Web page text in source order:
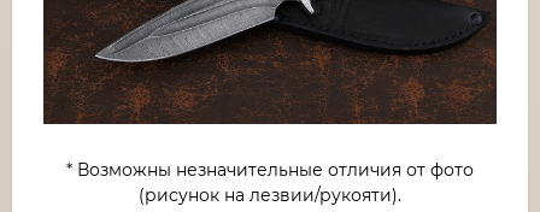
* Возможны незначительные отличия от фото
(рисунок на лезвии/рукояти).